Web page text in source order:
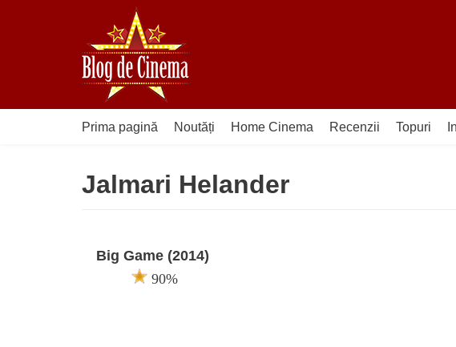
Prima pagină Noutăți Home Cinema Recenzii Topuri
Jalmari Helander
Big Game (2014)
90%